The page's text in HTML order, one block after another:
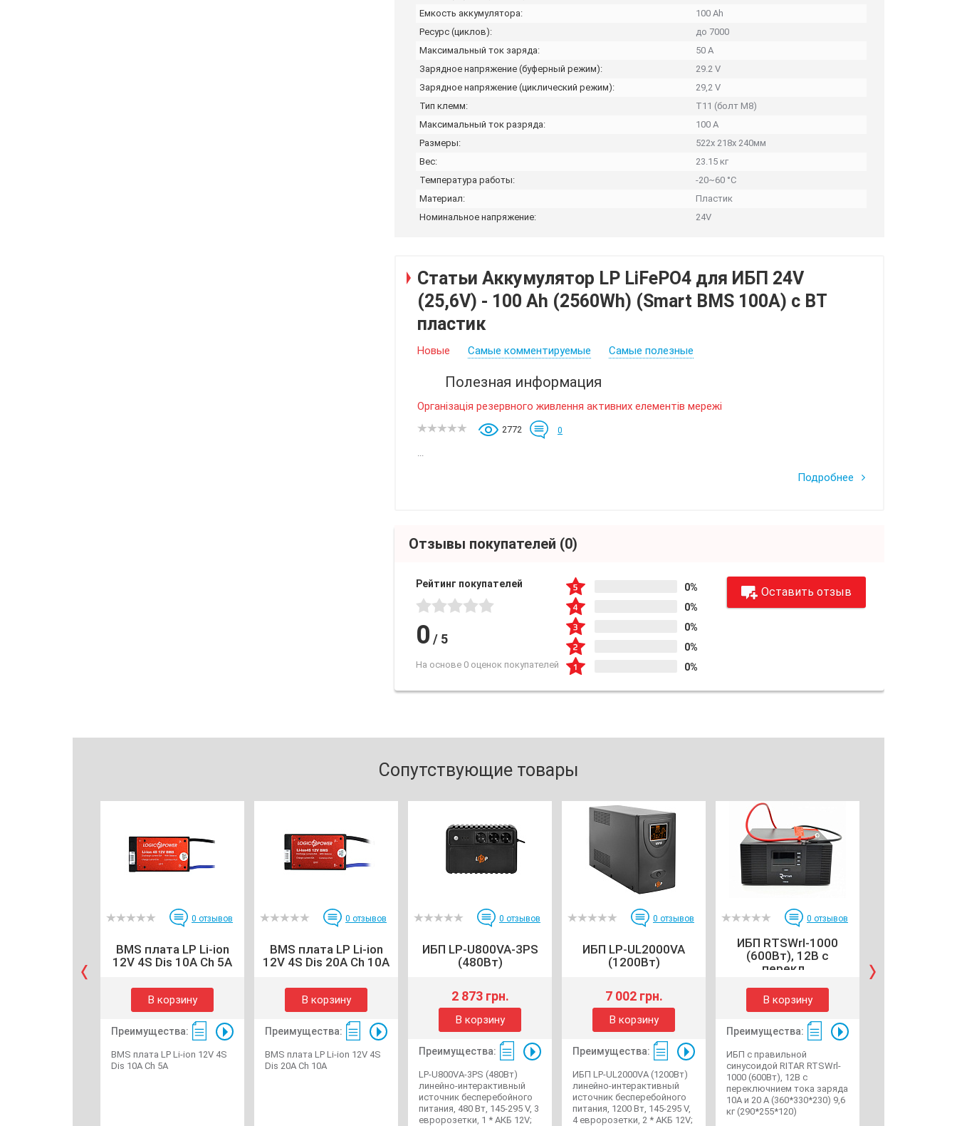
Емкость аккумулятора:
100 Ah
Ресурс (циклов):
до 7000
Максимальный ток заряда:
50 А
Зарядное напряжение (буферный режим):
29.2 V
Зарядное напряжение (циклический режим):
29,2 V
Тип клемм:
T11 (болт М8)
Максимальный ток разряда:
100 А
Размеры:
522х 218х 240мм
Вес:
23.15 кг
Температура работы:
-20~60 °C
Материал:
Пластик
Номинальное напряжение:
24V
Статьи Аккумулятор LP LiFePO4 для ИБП 24V
(25,6V) - 100 Ah (2560Wh) (Smart BMS 100А) с BT
пластик
Новые Самые комментируемые Самые полезные
Полезная информация
Організація резервного живлення активних елементів мережі
2772 0
Подробнее
Отзывы покупателей (0)
Рейтинг покупателей
0 / 5
На основе 0 оценок покупателей
0%
0%
0%
0%
0%
Оставить отзыв
Сопутствующие товары
0 отзывов
BMS плата LP Li-ion
12V 4S Dis 10A Ch 5A
В корзину
Преимущества:
BMS плата LP Li-ion 12V 4S
Dis 10A Ch 5A
0 отзывов
BMS плата LP Li-ion
12V 4S Dis 20A Ch 10A
В корзину
Преимущества:
BMS плата LP Li-ion 12V 4S
Dis 20A Ch 10A
0 отзывов
ИБП LP-U800VA-3PS
(480Вт)
2 873 грн.
В корзину
Преимущества:
LP-U800VA-3PS (480Вт)
линейно-интерактивный
источник бесперебойного
питания, 480 Вт, 145-295 V, 3
евророзетки, 1 * АКБ 12V;
0 отзывов
ИБП LP-UL2000VA
(1200Вт)
7 002 грн.
В корзину
Преимущества:
ИБП LP-UL2000VA (1200Вт)
линейно-интерактивный
источник бесперебойного
питания, 1200 Вт, 145-295 V,
4 евророзетки, 2 * АКБ 12V;
0 отзывов
ИБП RTSWrl-1000
(600Вт), 12В с
перекл...
В корзину
Преимущества:
ИБП с правильной
синусоидой RITAR RTSWrl-
1000 (600Вт), 12В с
переключнием тока заряда
10A и 20 A (360*330*230) 9,6
кг (290*255*120)